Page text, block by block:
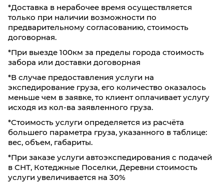
До 20 кг/ До 0,1 м³: 750₽
До 40 кг/ До 0,19 м³: 4600₽
Тольятти
60 100 200
34,9 34,2 33,5 32,8 31,3
9020 8860 8700 8540 8100
Фиксированные тарифы
До 5 кг/ До 0,03 м³: 3600₽
*Доставка в нерабочее время осуществляется
только при наличии возможности по
предварительному согласованию, стоимость
договорная.
*При выезде 100км за пределы города стоимость
забора или доставки договорная
*В случае предоставления услуги на
экспедирование груза, его количество оказалось
меньше чем в заявке, то клиент оплачивает услугу
исходя из кол-ва заявленного груза.
*Стоимость услуги определяется из расчёта
большего параметра груза, указанного в таблице:
вес, объем, габариты.
*При заказе услуги автоэкспедирования с подачей
в СНТ, Котеджные Поселки, Деревни стоимость
услуги увеличивается на 30%